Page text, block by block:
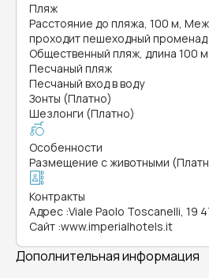
Пляж
Расстояние до пляжа, 100 м,
проходит пешеходный променад
Общественный пляж, длина 100 м
Песчаный пляж
Песчаный вход в воду
Зонты (Платно)
Шезлонги (Платно)
Особенности
Размещение с животными
Контракты
Адрес :Viale Paolo Toscanelli, 19
Сайт :www.imperialhotels.it
Дополнительная информация